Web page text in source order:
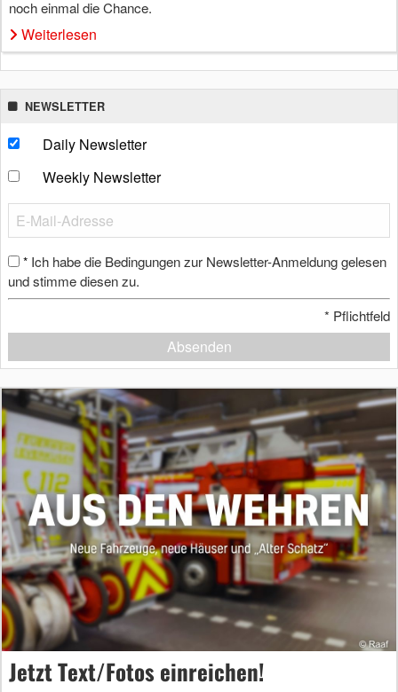
noch einmal die Chance.
Weiterlesen
NEWSLETTER
Daily Newsletter
Weekly Newsletter
* Ich habe die Bedingungen zur Newsletter-Anmeldung gelesen
und stimme diesen zu.
* Pflichtfeld
Absenden
Jetzt Text/Fotos einreichen!